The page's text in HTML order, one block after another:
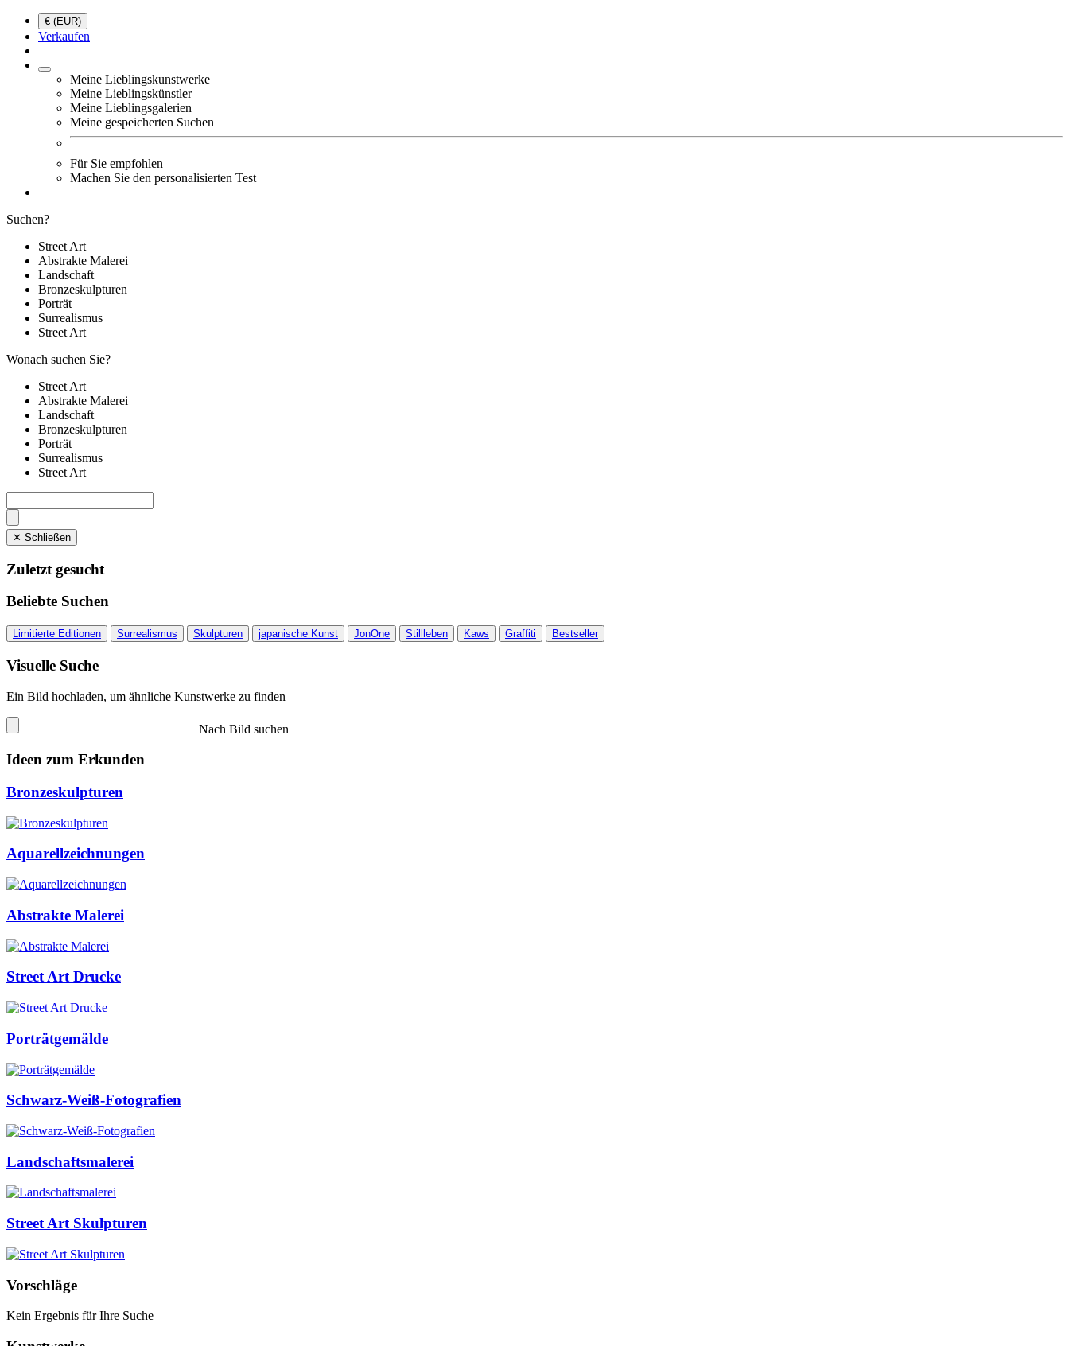
€ (EUR)
Verkaufen
Meine Lieblingskunstwerke
Meine Lieblingskünstler
Meine Lieblingsgalerien
Meine gespeicherten Suchen
Für Sie empfohlen
Machen Sie den personalisierten Test
Suchen?
Street Art
Abstrakte Malerei
Landschaft
Bronzeskulpturen
Porträt
Surrealismus
Street Art
Wonach suchen Sie?
Street Art
Abstrakte Malerei
Landschaft
Bronzeskulpturen
Porträt
Surrealismus
Street Art
✕ Schließen
Zuletzt gesucht
Beliebte Suchen
Limitierte Editionen Surrealismus Skulpturen japanische Kunst JonOne Stillleben Kaws Graffiti Bestseller
Visuelle Suche
Ein Bild hochladen, um ähnliche Kunstwerke zu finden
Nach Bild suchen
Ideen zum Erkunden
Bronzeskulpturen
Aquarellzeichnungen
Abstrakte Malerei
Street Art Drucke
Porträtgemälde
Schwarz-Weiß-Fotografien
Landschaftsmalerei
Street Art Skulpturen
Vorschläge
Kein Ergebnis für Ihre Suche